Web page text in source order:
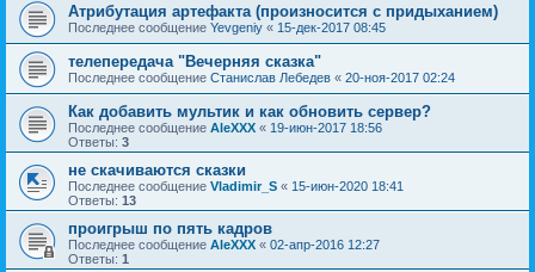
Атрибутация артефакта (произносится с придыханием)
Последнее сообщение Yevgeniy « 15-дек-2017 08:45
телепередача "Вечерняя сказка"
Последнее сообщение Станислав Лебедев « 20-ноя-2017 02:24
Как добавить мультик и как обновить сервер?
Последнее сообщение AleXXX « 19-июн-2017 18:56
Ответы: 3
не скачиваются сказки
Последнее сообщение Vladimir_S « 15-июн-2020 18:41
Ответы: 13
проигрыш по пять кадров
Последнее сообщение AleXXX « 02-апр-2016 12:27
Ответы: 1